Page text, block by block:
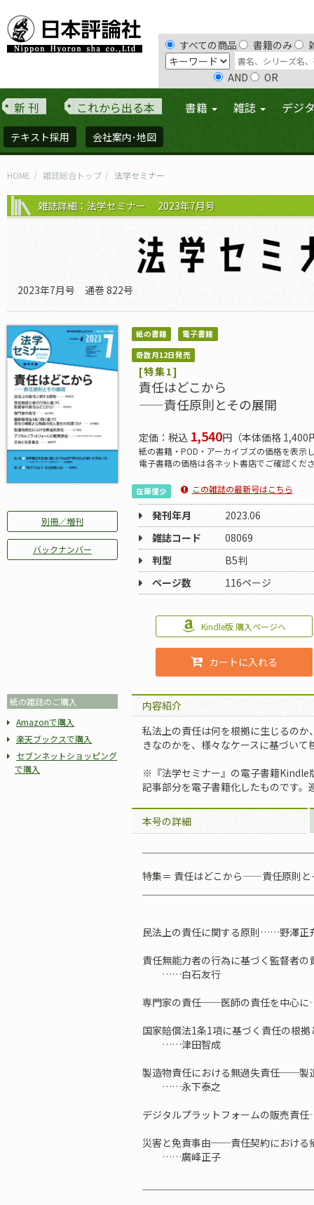
すべての商品 書籍のみ
AND OR
新 刊 これから出る本 書籍 雑誌 デジ
テキスト採用 会社案内･地図
HOME 雑誌総合トップ 法学セミナー
雑誌詳細：法学セミナー 2023年7月号
2023年7月号 通巻 822号
別冊／増刊
バックナンバー
紙の書籍
電子書籍
奇数月12日発売
[特集1]
責任はどこから
——責任原則とその展開
定価：税込 1,540円（本体価格 1,400
紙の書籍・POD・アーカイブズの価格を表示
電子書籍の価格は各ネット書店でご確認くだ
在庫僅少 この雑誌の最新号はこちら
発刊年月
2023.06
雑誌コード
08069
判型
B5判
ページ数
116ページ
Kindle版 購入ページへ
カートに入れる
紙の雑誌のご購入
Amazonで購入
楽天ブックスで購入
セブンネットショッピング
で購入
内容紹介
私法上の責任は何を根拠に生じるの
きなのかを、様々なケースに基づいて
※『法学セミナー』の電子書籍
記事部分を電子書籍化したものです
本号の詳細
特集＝ 責任はどこから——責任原則と
民法上の責任に関する原則……野澤
責任無能力者の行為に基づく監督者の
……白石友行
専門家の責任──医師の責任を中心
国家賠償法1条1項に基づく責任の根
……津田智成
製造物責任における無過失責任──製
……永下泰之
デジタルプラットフォームの販売
災害と免責事由──責任契約における
……廣峰正子